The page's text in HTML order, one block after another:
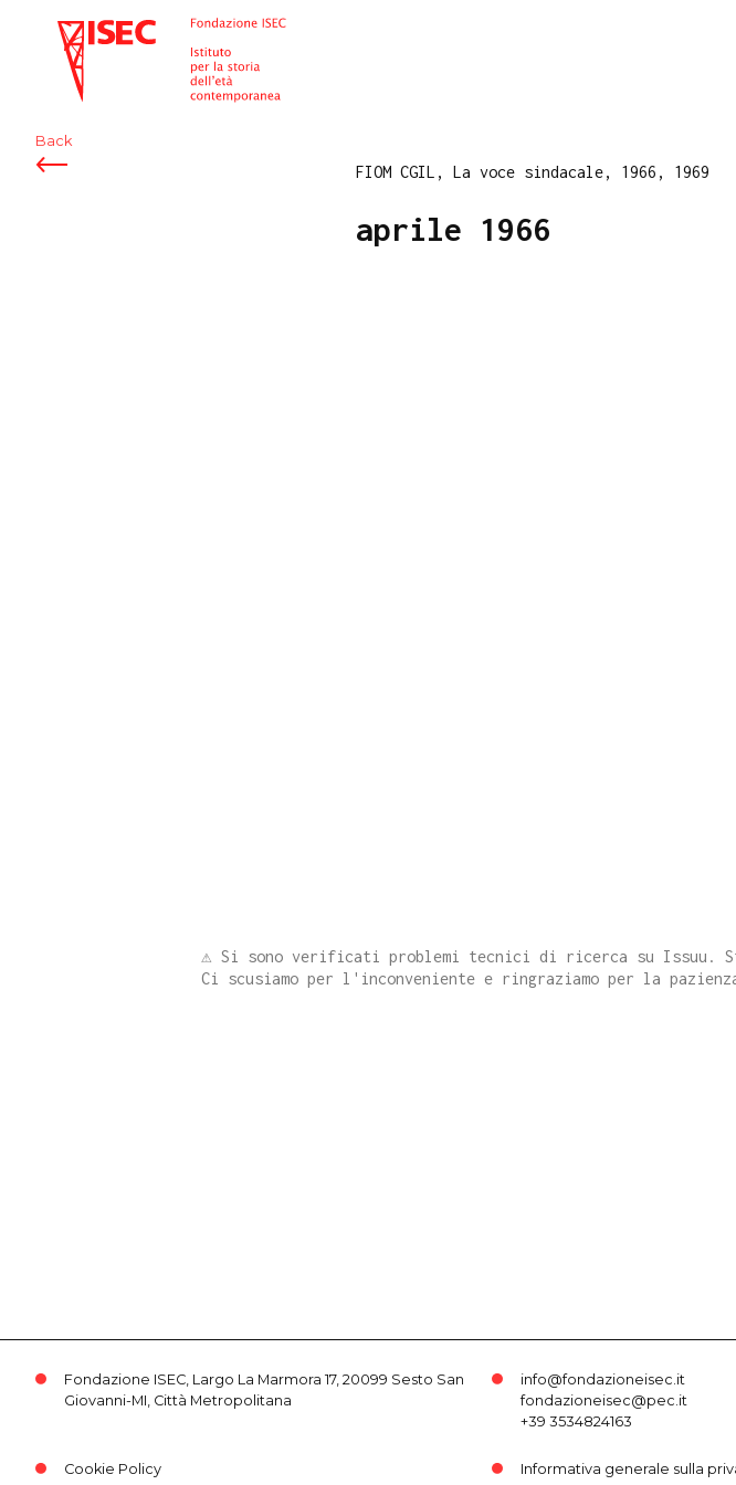
ISEC
Back
FIOM CGIL, La voce sindacale, 1966, 1969
aprile 1966
⚠️ Si sono verificati problemi tecnici di ricerca su Issuu.
Ci scusiamo per l'inconveniente e ringraziamo per la
Fondazione ISEC, Largo La Marmora 17, 20099 Sesto San
Giovanni-MI, Città Metropolitana
info@fondazioneisec.it
fondazioneisec@pec.it
+39 3534824163
Cookie Policy Informativa generale sulla